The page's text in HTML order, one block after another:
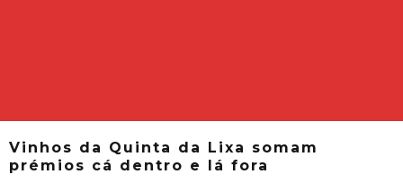
Vinhos da Quinta da Lixa somam
prémios cá dentro e lá fora